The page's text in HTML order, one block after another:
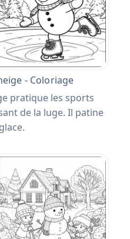
- Coloriage
pratique les sports
de la luge. Il patine